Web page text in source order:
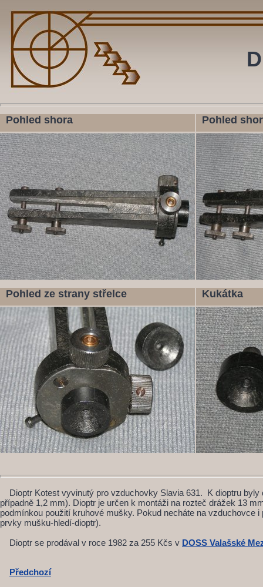
Pohled shora Pohled
Pohled ze strany střelce Kukátka
Dioptr Kotest vyvinutý pro vzduchovky Slavia 631. K dioptru
případně 1,2 mm). Dioptr je určen k montáži na rozteč drážek 13
podmínkou použití kruhové mušky. Pokud necháte na vzduchovce
prvky mušku-hledí-dioptr).
Dioptr se prodával v roce 1982 za 255 Kčs v DOSS Valašské
Předchozí